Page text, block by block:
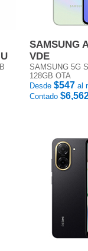
SAMSUNG
VDE
SAMSUNG 5G
128GB OTA
Desde $547 al
Contado